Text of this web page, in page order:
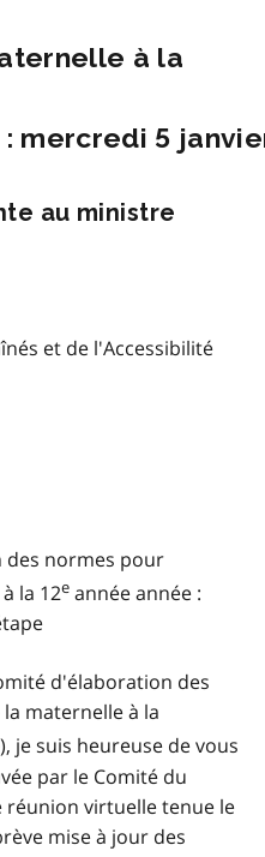
à la
mercredi 5
au ministre
et de l'Accessibilité
des normes pour
la 12e année année :
d'élaboration des
maternelle à la
je suis heureuse de vous
par le Comité du
réunion virtuelle tenue le
mise à jour des